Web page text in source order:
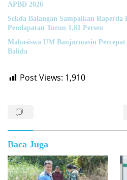
APBD 2026
Sekda Balangan Sampaikan Raperda
Pendapatan Turun 1,81 Persen
Mahasiswa UM Banjarmasin
Balida
Post Views: 1,910
Baca Juga